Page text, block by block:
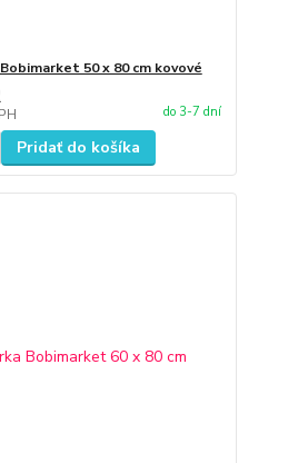
50 x 80 cm kovové
do 3-7 dní
Pridať do košíka